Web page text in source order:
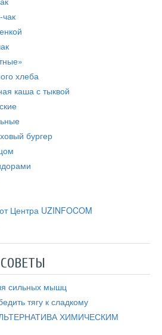
хлеба
каша с тыквой
бургер
Центра UZINFOCOM
сильных мышц
тягу к сладкому
ХИМИЧЕСКИМ